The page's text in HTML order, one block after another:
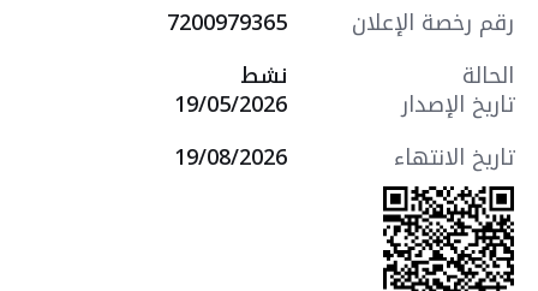
رقم رخصة الإعلان
7200979365
الحالة
نشط
تاريخ الإصدار
19/05/2026
تاريخ الانتهاء
19/08/2026